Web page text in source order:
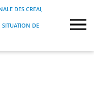
DES CREAI, EN
EN SITUATION
DES CREAI,
SITUATION DE